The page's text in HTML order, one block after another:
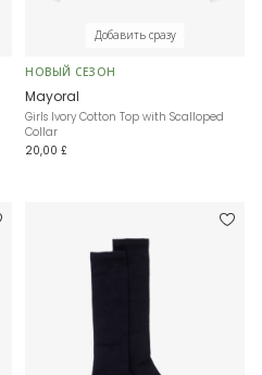
Добавить сразу
НОВЫЙ СЕЗОН
Mayoral
Girls Ivory Cotton Top with Scalloped
Collar
20,00 £